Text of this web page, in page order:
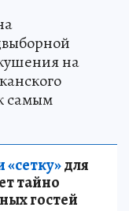
на
самым
для
тайно
гостей